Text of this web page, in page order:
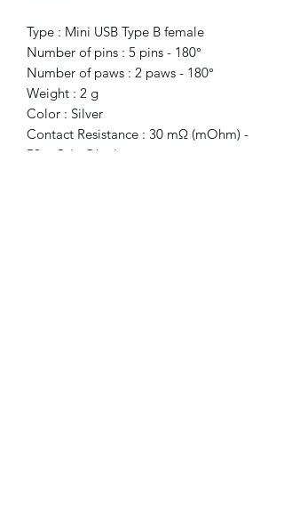
Type : Mini USB Type B female
Number of pins : 5 pins - 180°
Number of paws : 2 paws - 180°
Weight : 2 g
Color : Silver
Contact Resistance : 30 mΩ (mOhm) -
50 mΩ (mOhm) max.